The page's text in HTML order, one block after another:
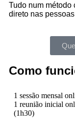
Tudo num método
direto nas
Como
1 sessão mensal
1 reunião inicial
(1h30)